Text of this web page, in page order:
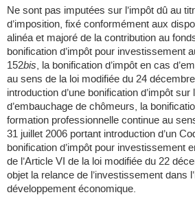
Ne sont pas imputées sur l’impôt dû au
d’imposition, fixé conformément aux
alinéa et majoré de la contribution au
bonification d’impôt pour investissement
152bis, la bonification d’impôt en cas
au sens de la loi modifiée du 24
introduction d’une bonification d’impôt
d’embauchage de chômeurs, la
formation professionnelle continue au
31 juillet 2006 portant introduction d’un
bonification d’impôt pour investissement
de l’Article VI de la loi modifiée du 22
objet la relance de l’investissement dans
développement économique.